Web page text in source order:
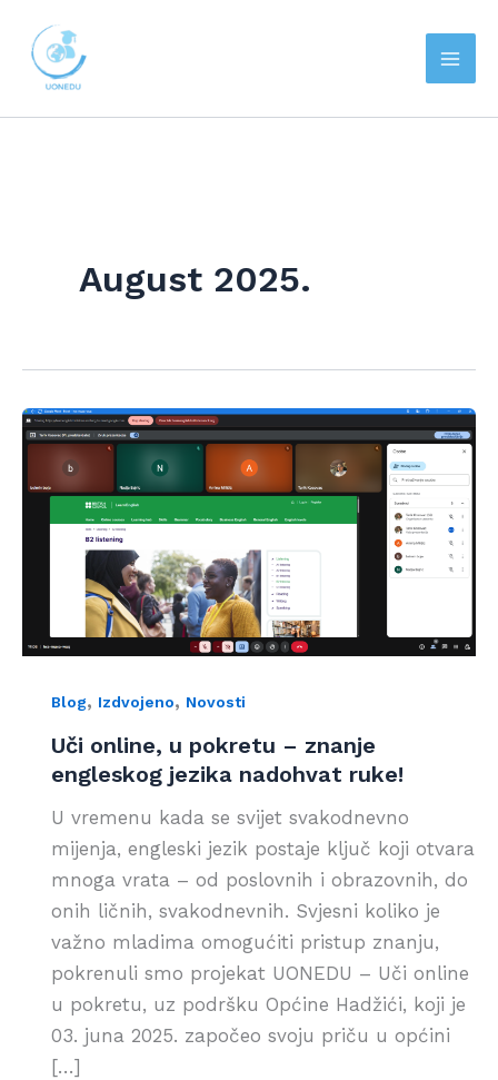
content
August 2025.
Blog, Izdvojeno, Novosti
Uči online, u pokretu – znanje
engleskog jezika nadohvat ruke!
U vremenu kada se svijet svakodnevno
mijenja, engleski jezik postaje ključ koji otvara
mnoga vrata – od poslovnih i obrazovnih, do
onih ličnih, svakodnevnih. Svjesni koliko je
važno mladima omogućiti pristup znanju,
pokrenuli smo projekat UONEDU – Uči online
u pokretu, uz podršku Općine Hadžići, koji je
03. juna 2025. započeo svoju priču u općini
[…]